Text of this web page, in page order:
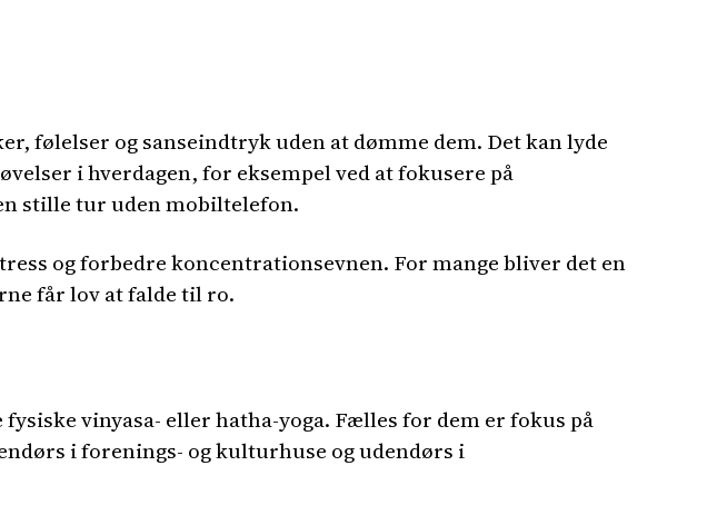
følelser og sanseindtryk uden at dømme dem. Det kan lyde
i hverdagen, for eksempel ved at fokusere på
stille tur uden mobiltelefon.
og forbedre koncentrationsevnen. For mange bliver det en
får lov at falde til ro.
vinyasa- eller hatha-yoga. Fælles for dem er fokus på
i forenings- og kulturhuse og udendørs i